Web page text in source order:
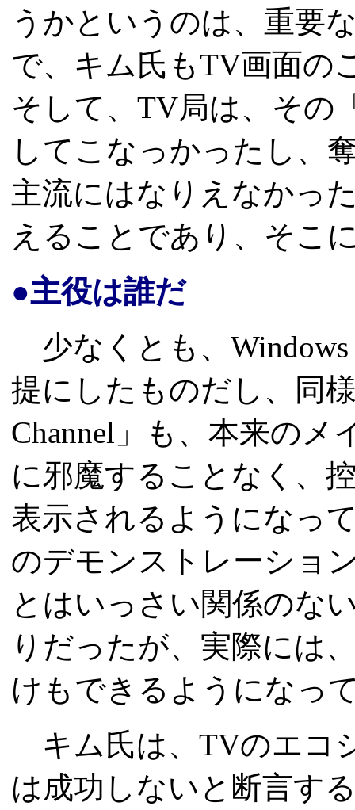
うかというのは、重要
で、キム氏もTV画面の
そして、TV局は、その
してこなっかったし、
主流にはなりえなかっ
えることであり、そこ
●主役は誰だ
少なくとも、
提にしたものだし、同
Channel」も、本来の
に邪魔することなく、
表示されるようになっ
のデモンストレーショ
とはいっさい関係のな
りだったが、実際には
けもできるようになっ
キム氏は、TVのエコ
は成功しないと断言す